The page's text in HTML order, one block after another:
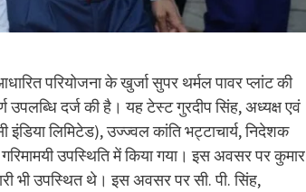
परियोजना के खुर्जा सुपर थर्मल पावर प्लांट की
उपलब्धि दर्ज की है। यह टेस्ट गुरदीप सिंह, अध्‍यक्ष एवं
इंडिया लिमिटेड), उज्ज्वल कांति भट्टाचार्य, निदेशक
उपस्‍थिति में किया गया। इस अवसर पर कुमार
भी उपस्‍थित थे। इस अवसर पर सी. पी. सिंह,